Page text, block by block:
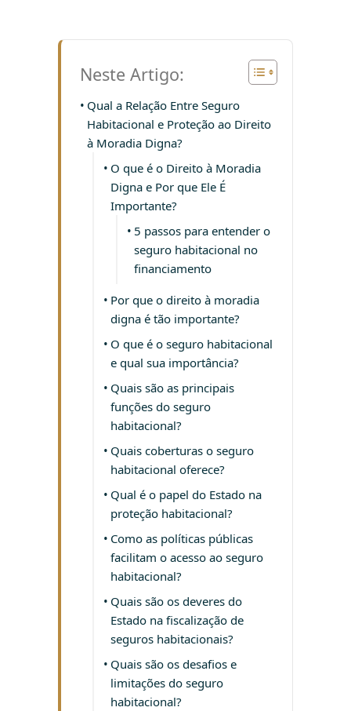
Neste Artigo:
Qual a Relação Entre Seguro
Habitacional e Proteção ao Direito
à Moradia Digna?
O que é o Direito à Moradia
Digna e Por que Ele É
Importante?
5 passos para entender o
seguro habitacional no
financiamento
Por que o direito à moradia
digna é tão importante?
O que é o seguro habitacional
e qual sua importância?
Quais são as principais
funções do seguro
habitacional?
Quais coberturas o seguro
habitacional oferece?
Qual é o papel do Estado na
proteção habitacional?
Como as políticas públicas
facilitam o acesso ao seguro
habitacional?
Quais são os deveres do
Estado na fiscalização de
seguros habitacionais?
Quais são os desafios e
limitações do seguro
habitacional?